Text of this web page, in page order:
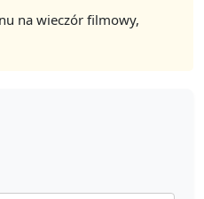
na wieczór filmowy,